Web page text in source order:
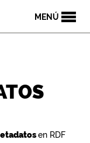
MENÚ
en RDF